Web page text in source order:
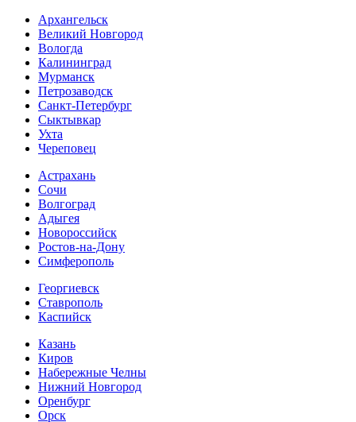
Архангельск
Великий Новгород
Вологда
Калининград
Мурманск
Петрозаводск
Санкт-Петербург
Сыктывкар
Ухта
Череповец
Астрахань
Сочи
Волгоград
Адыгея
Новороссийск
Ростов-на-Дону
Симферополь
Георгиевск
Ставрополь
Каспийск
Казань
Киров
Набережные Челны
Нижний Новгород
Оренбург
Орск